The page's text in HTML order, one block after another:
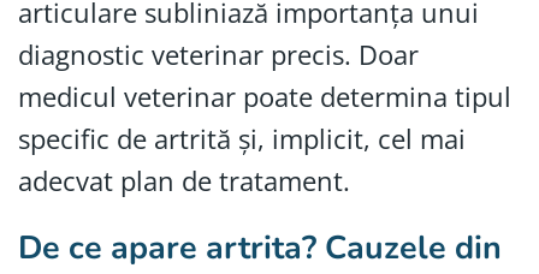
articulare subliniază importanța unui
diagnostic veterinar precis. Doar
medicul veterinar poate determina tipul
specific de artrită și, implicit, cel mai
adecvat plan de tratament.
De ce apare artrita? Cauzele din